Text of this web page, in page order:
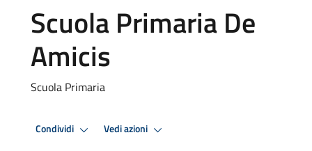
Scuola Primaria De
Amicis
Scuola Primaria
Condividi Vedi azioni